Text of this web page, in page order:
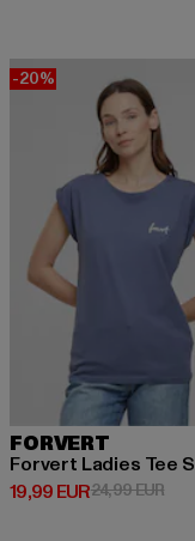
-20%
FORVERT
19,99 EUR
Derzeitiger Preis: 19,99
24,99 EUR